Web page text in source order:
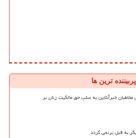
پربیننده ترین ها
خبرآنلاین به سلب حق مالکیت زنان بر
به قبل برنمی گردد